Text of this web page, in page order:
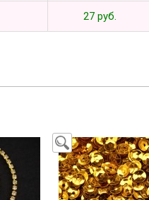
27 руб.